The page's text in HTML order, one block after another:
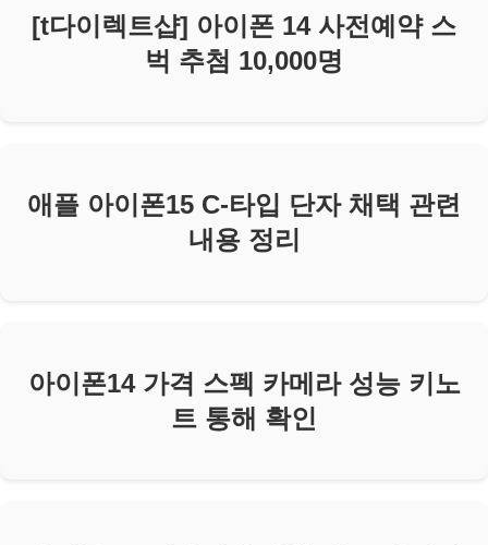
[t다이렉트샵] 아이폰 14 사전예약 스
벅 추첨 10,000명
애플 아이폰15 C-타입 단자 채택 관련
내용 정리
아이폰14 가격 스펙 카메라 성능 키노
트 통해 확인